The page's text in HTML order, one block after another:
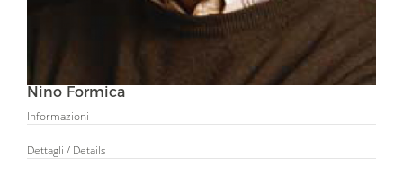
Nino Formica
Informazioni
Dettagli / Details